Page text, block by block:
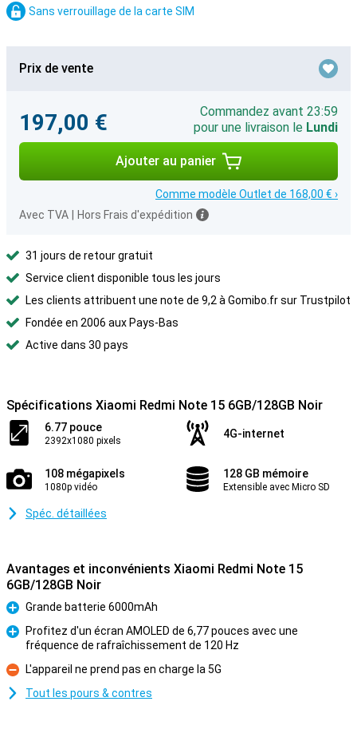
Sans verrouillage de la carte SIM
Prix de vente
197,00 €
Commandez avant 23:59
pour une livraison le Lundi
Ajouter au panier
Comme modèle Outlet de 168,00 € ›
Avec TVA
Hors Frais d'expédition
31 jours de retour gratuit
Service client disponible tous les jours
Les clients attribuent une note de 9,2 à Gomibo.fr sur Trustpilot
Fondée en 2006 aux Pays-Bas
Active dans 30 pays
Spécifications Xiaomi Redmi Note 15 6GB/128GB Noir
6.77 pouce
2392x1080 pixels
4G-internet
108 mégapixels
1080p vidéo
128 GB mémoire
Extensible avec Micro SD
Spéc. détaillées
Avantages et inconvénients Xiaomi Redmi Note 15
6GB/128GB Noir
Pour
Grande batterie 6000mAh
Pour
Profitez d'un écran AMOLED de 6,77 pouces avec une
fréquence de rafraîchissement de 120 Hz
Contre
L'appareil ne prend pas en charge la 5G
Tout les pours & contres